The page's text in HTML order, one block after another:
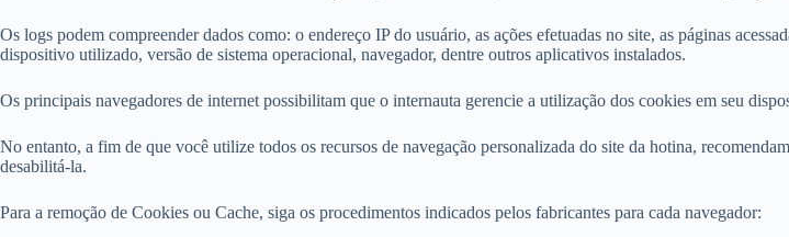
Os logs podem compreender dados como: o endereço IP do usuário, as ações efetuadas no site, as páginas
dispositivo utilizado, versão de sistema operacional, navegador, dentre outros aplicativos instalados.
Os principais navegadores de internet possibilitam que o internauta gerencie a utilização dos cookies em seu
No entanto, a fim de que você utilize todos os recursos de navegação personalizada do site da hotina,
desabilitá-la.
Para a remoção de Cookies ou Cache, siga os procedimentos indicados pelos fabricantes para cada navegador: